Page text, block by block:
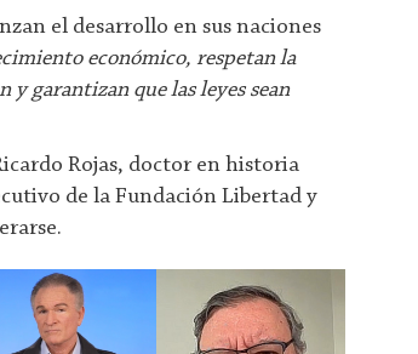
el desarrollo en sus naciones
económico, respetan la
garantizan que las leyes sean
Rojas, doctor en historia
de la Fundación Libertad y